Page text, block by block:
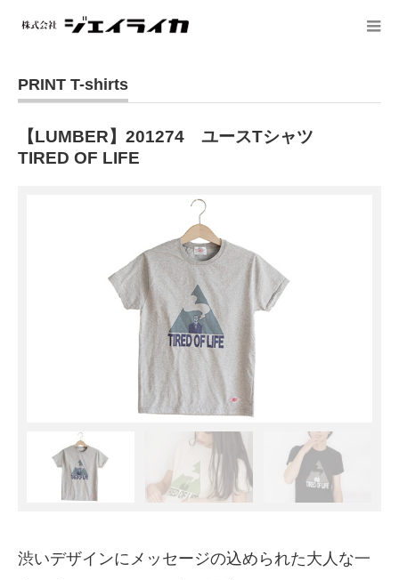
PRINT T-shirts
【LUMBER】201274 ユースTシャツ
TIRED OF LIFE
渋いデザインにメッセージの込められた大人な一